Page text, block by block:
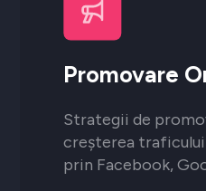
Promovare
Strategii de
creșterea
prin Facebook,